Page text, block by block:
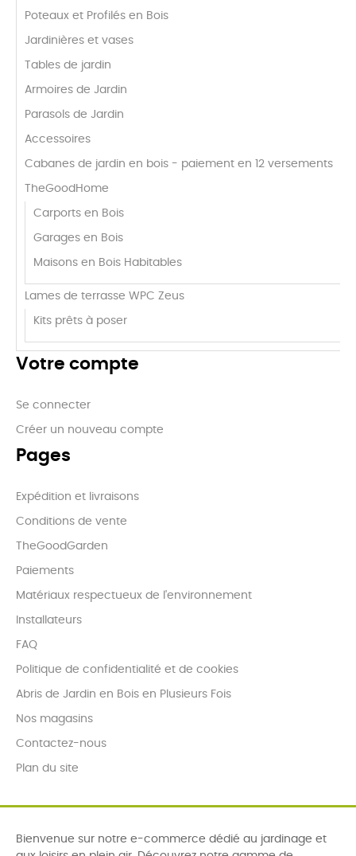
Poteaux et Profilés en Bois
Jardinières et vases
Tables de jardin
Armoires de Jardin
Parasols de Jardin
Accessoires
Cabanes de jardin en bois - paiement en 12 versements
TheGoodHome
Carports en Bois
Garages en Bois
Maisons en Bois Habitables
Lames de terrasse WPC Zeus
Kits prêts à poser
Votre compte
Se connecter
Créer un nouveau compte
Pages
Expédition et livraisons
Conditions de vente
TheGoodGarden
Paiements
Matériaux respectueux de l'environnement
Installateurs
FAQ
Politique de confidentialité et de cookies
Abris de Jardin en Bois en Plusieurs Fois
Nos magasins
Contactez-nous
Plan du site
Bienvenue sur notre e-commerce dédié au jardinage et